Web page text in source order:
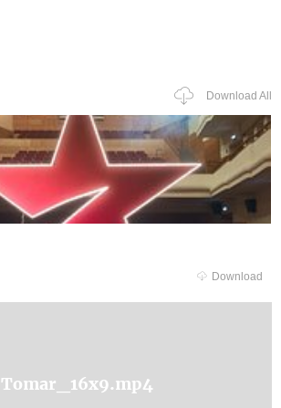
Download All
Download
Tomar_16x9.mp4